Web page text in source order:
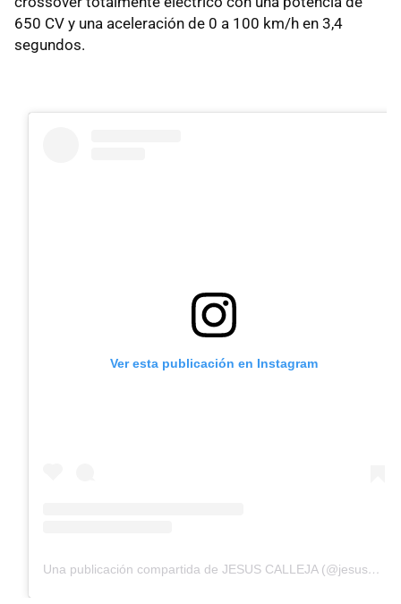
650 CV y una aceleración de 0 a 100 km/h en 3,4
segundos.
Ver esta publicación en Instagram
Una publicación compartida de JESUS CALLEJA (@jesuscallejatv)